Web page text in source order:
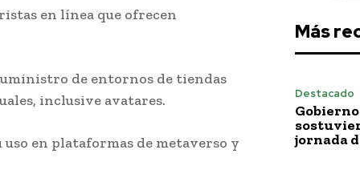
en línea que ofrecen
de entornos de tiendas
inclusive avatares.
en plataformas de metaverso y
Más
Destacado
jornada